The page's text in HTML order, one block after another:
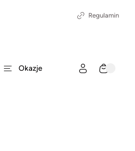
Regulamin
Okazje